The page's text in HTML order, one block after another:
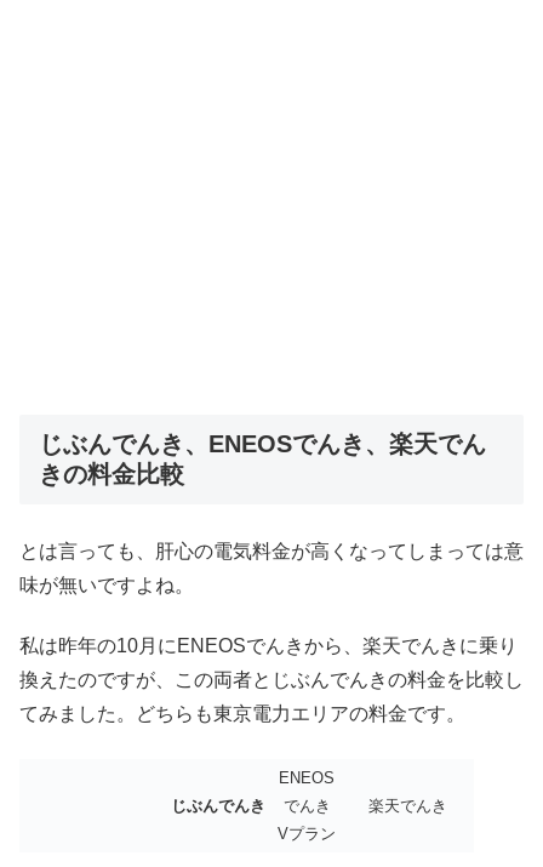
じぶんでんき、ENEOSでんき、楽天でん
きの料金比較
とは言っても、肝心の電気料金が高くなってしまっては意
味が無いですよね。
私は昨年の10月にENEOSでんきから、楽天でんきに乗り
換えたのですが、この両者とじぶんでんきの料金を比較し
てみました。どちらも東京電力エリアの料金です。
じぶんでんき
ENEOS
でんき
Vプラン
楽天でんき